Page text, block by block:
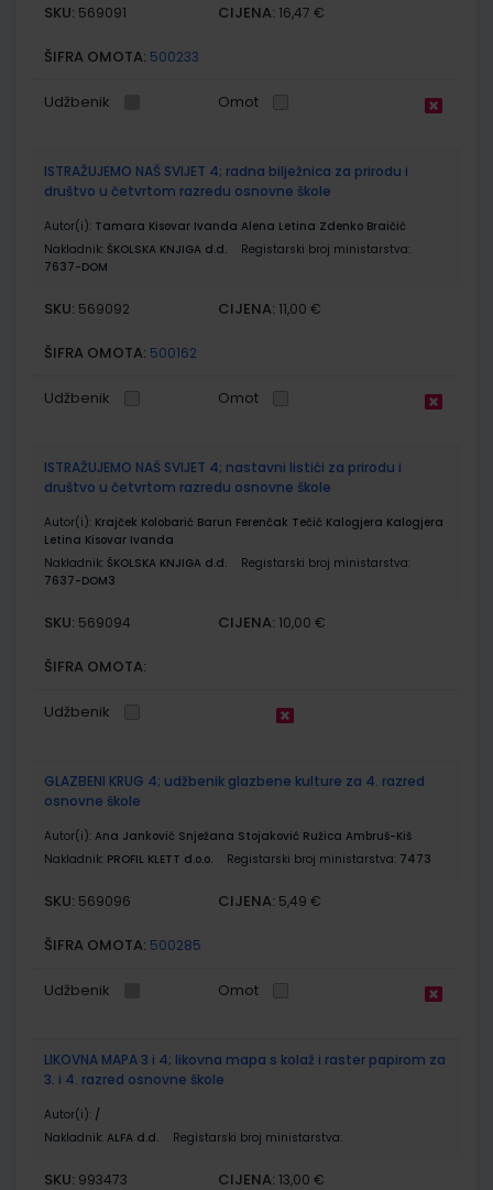
SKU: 569091 CIJENA: 16,47 €
ŠIFRA OMOTA: 500233
Udžbenik Omot
ISTRAŽUJEMO NAŠ SVIJET 4; radna bilježnica za prirodu i
društvo u četvrtom razredu osnovne škole
Autor(i): Tamara Kisovar Ivanda Alena Letina Zdenko Braičić
Nakladnik: ŠKOLSKA KNJIGA d.d.
Registarski broj ministarstva:
7637-DOM
SKU: 569092 CIJENA: 11,00 €
ŠIFRA OMOTA: 500162
Udžbenik Omot
ISTRAŽUJEMO NAŠ SVIJET 4; nastavni listići za prirodu i
društvo u četvrtom razredu osnovne škole
Autor(i): Krajček Kolobarić Barun Ferenčak Tečić Kalogjera Kalogjera
Letina Kisovar Ivanda
Nakladnik: ŠKOLSKA KNJIGA d.d.
Registarski broj ministarstva:
7637-DOM3
SKU: 569094 CIJENA: 10,00 €
ŠIFRA OMOTA:
Udžbenik
GLAZBENI KRUG 4; udžbenik glazbene kulture za 4. razred
osnovne škole
Autor(i): Ana Janković Snježana Stojaković Ružica Ambruš-Kiš
Nakladnik: PROFIL KLETT d.o.o. Registarski broj ministarstva: 7473
SKU: 569096 CIJENA: 5,49 €
ŠIFRA OMOTA: 500285
Udžbenik Omot
LIKOVNA MAPA 3 i 4; likovna mapa s kolaž i raster papirom za
3. i 4. razred osnovne škole
Autor(i): /
Nakladnik: ALFA d.d. Registarski broj ministarstva:
SKU: 993473 CIJENA: 13,00 €